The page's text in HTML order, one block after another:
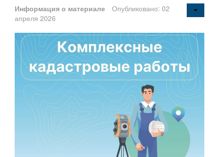
Информация о материале
Опубликовано: 02
апреля 2026